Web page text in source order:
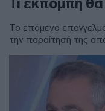
Τι εκπομπή
Το επόμενο
την παραίτησή της